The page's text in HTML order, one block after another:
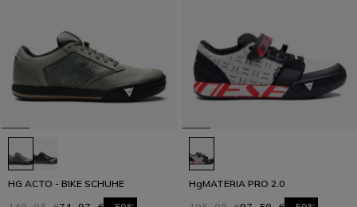
HG ACTO - BIKE SCHUHE HgMATERIA PRO 2.0